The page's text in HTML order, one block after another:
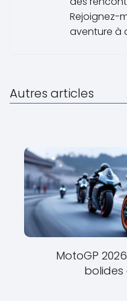
Rejoignez-
aventure à
Autres articles
MotoGP